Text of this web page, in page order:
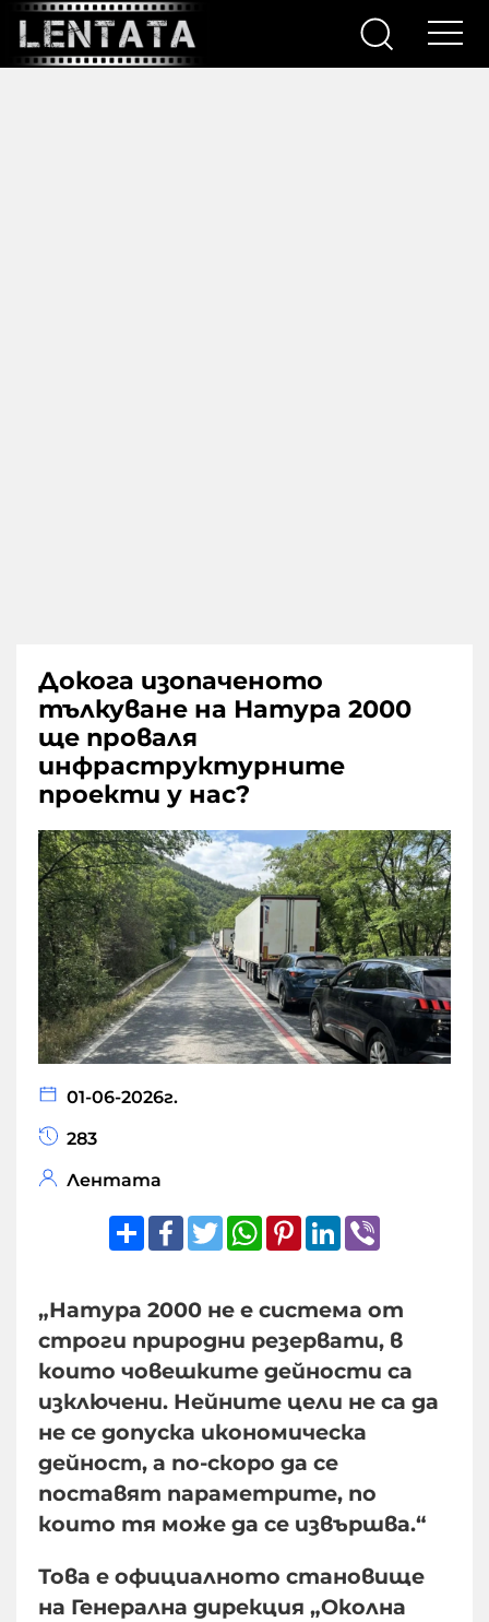
Докога изопаченото
тълкуване на Натура 2000
ще проваля
инфраструктурните
проекти у нас?
01-06-2026г.
283
Лентата
ShareFacebook
TwitterWhatsApp
Pinterest
LinkedIn
„Натура 2000 не е система от
строги природни резервати, в
които човешките дейности са
изключени. Нейните цели не са да
не се допуска икономическа
дейност, а по-скоро да се
поставят параметрите, по
които тя може да се извършва.“
Това е официалното становище
на Генерална дирекция „Околна